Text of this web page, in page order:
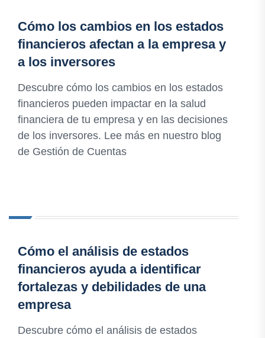
Cómo los cambios en los estados
financieros afectan a la empresa y
a los inversores
Descubre cómo los cambios en los estados
financieros pueden impactar en la salud
financiera de tu empresa y en las decisiones
de los inversores. Lee más en nuestro blog
de Gestión de Cuentas
Cómo el análisis de estados
financieros ayuda a identificar
fortalezas y debilidades de una
empresa
Descubre cómo el análisis de estados